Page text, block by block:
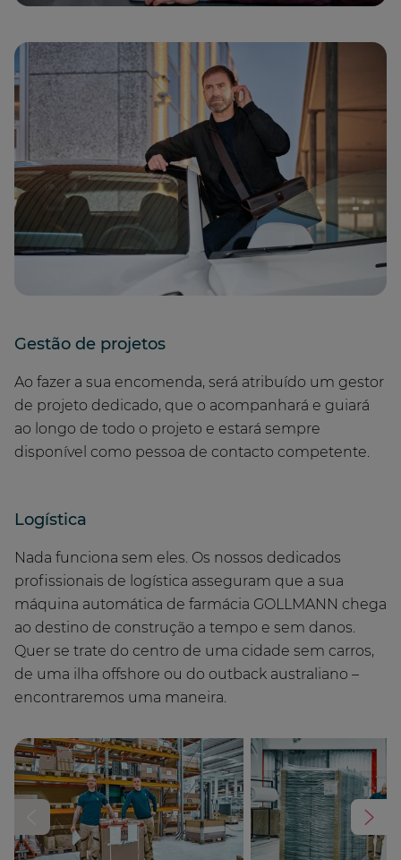
Gestão de projetos
Ao fazer a sua encomenda, será atribuído um gestor
de projeto dedicado, que o acompanhará e guiará
ao longo de todo o projeto e estará sempre
disponível como pessoa de contacto competente.
Logística
Nada funciona sem eles. Os nossos dedicados
profissionais de logística asseguram que a sua
máquina automática de farmácia GOLLMANN chega
ao destino de construção a tempo e sem danos.
Quer se trate do centro de uma cidade sem carros,
de uma ilha offshore ou do outback australiano –
encontraremos uma maneira.